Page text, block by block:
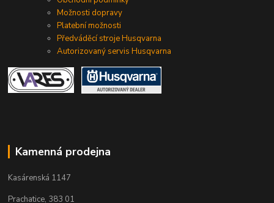
Možnosti dopravy
Platební možnosti
Předváděcí stroje Husqvarna
Autorizovaný servis Husqvarna
Kamenná prodejna
Kasárenská 1147
Prachatice, 383 01